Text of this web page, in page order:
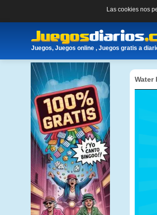
Las cookies nos
Juegos, Juegos online , Juegos gratis a
Water